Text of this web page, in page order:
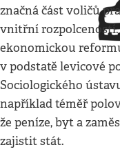
značná část voličů
vnitřní
ekonomickou
v podstatě levicové
Sociologického
například téměř
že peníze, byt a
zajistit stát.